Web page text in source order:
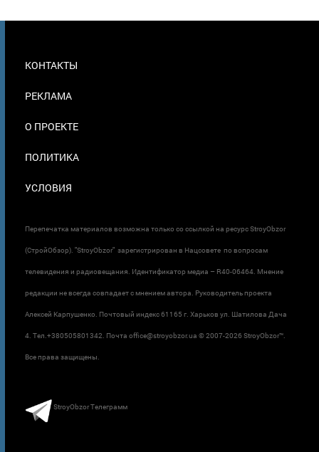
В
КОНТАКТЫ
РЕКЛАМА
О ПРОЕКТЕ
ПОЛИТИКА
УСЛОВИЯ
Перепечатка материалов возможна только со ссылкой на ресурс StroyObzor
(СтройОбзор). "StroyObzor" зарегистрирован в Нацсовете по вопросам
телевидения и радиовещания. Идентификатор медиа – R40-06464. Мнение
редакции не всегда совпадает с мнением автора. Руководитель проекта
Алексей Карпушенко. Почтовый индекс 61165 г. Харьков ул. Шатилова Дача
4. Тел.+380505801342. Почта office@stroyobzor.ua © 2007-2026 StroyObzor™.
Все права защищены.
StroyObzor Телеграмм